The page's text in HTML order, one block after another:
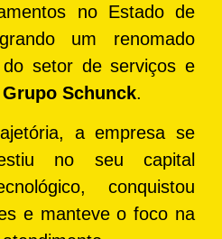
no Estado de
um renomado
setor de serviços e
Grupo Schunck.
a empresa se
no seu capital
conquistou
e manteve o foco na